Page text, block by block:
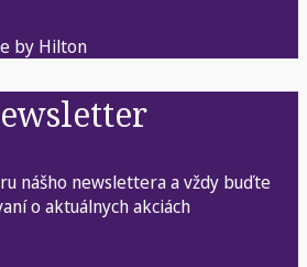
by Hilton
nášho newslettera a vždy buďte
o aktuálnych akciách